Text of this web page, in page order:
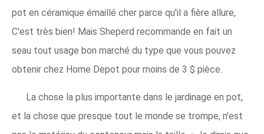
pot en céramique émaillé cher parce qu'il a fière allure,
C'est très bien! Mais Sheperd recommande en fait un
seau tout usage bon marché du type que vous pouvez
obtenir chez Home Depot pour moins de 3 $ pièce.
La chose la plus importante dans le jardinage en pot,
et la chose que presque tout le monde se trompe, n'est